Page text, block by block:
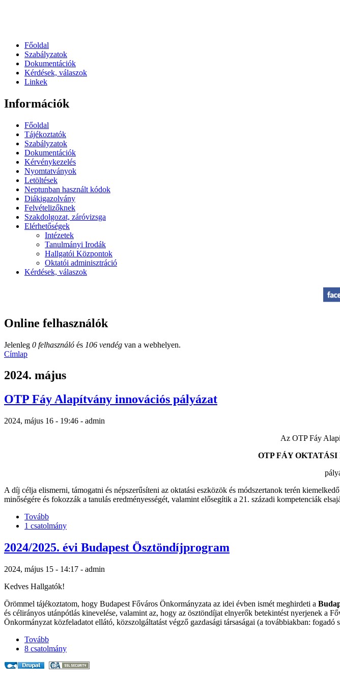
Főoldal
Szabályzatok
Dokumentációk
Kérdések, válaszok
Linkek
Információk
Főoldal
Tájékoztatók
Szabályzatok
Dokumentációk
Kérvénykezelés
Nyomtatványok
Letöltések
Neptunban használt kódok
Diákigazolvány
Felvételizőknek
Szakdolgozat, záróvizsga
Elérhetőségek
Intézetek
Tanulmányi Irodák
Hallgatói Központok
Oktatói adminisztráció
Kérdések, válaszok
Online felhasználók
Jelenleg 0 felhasználó és 106 vendég van a webhelyen.
Címlap
2024. május
OTP Fáy Alapítvány innovációs pályázat
2024, május 16 - 19:46 - admin
Az OTP Fáy
OTP FÁY OKTATÁSI
A díj célja elismerni, támogatni és népszerűsíteni az oktatási eszközök és módszertanok terén
minőségére és fokozzák a tanulás eredményességét, valamint elősegítik a 21. századi kompetenciák
Tovább
1 csatolmány
2024/2025. évi Budapest Ösztöndíjprogram
2024, május 15 - 14:17 - admin
Kedves Hallgatók!
Örömmel tájékoztatom, hogy Budapest Főváros Önkormányzata az idei évben ismét meghirdeti a
és célirányos utánpótlás kinevelése, valamint az, hogy az ösztöndíjat elnyerők betekintést nyerjenek a
Önkormányzat közfeladatot ellátó, közszolgáltatást végző gazdasági társaságai (a továbbiakban:
Tovább
8 csatolmány